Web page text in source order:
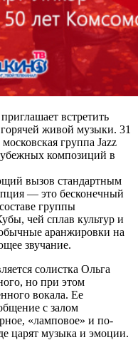
встретить
живой музыки. 31
группа Jazz
композиций в
вызов стандартным
— это бесконечный
группы
чей сплав культур и
аранжировки на
звучание.
солистка Ольга
но при этом
вокала. Ее
с залом
«ламповое» и по-
царят музыка и эмоции.